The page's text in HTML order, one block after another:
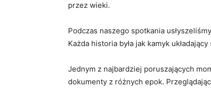
przez ⁣wieki.
Podczas naszego‌ spotkania​
Każda historia‌ była jak ‌kamyk
Jednym z ‍najbardziej poruszających
dokumenty ⁤z różnych epok.